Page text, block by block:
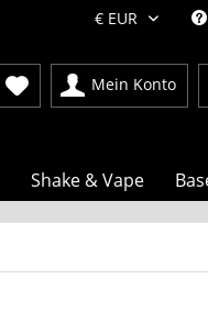
Mein Konto
Shake & Vape